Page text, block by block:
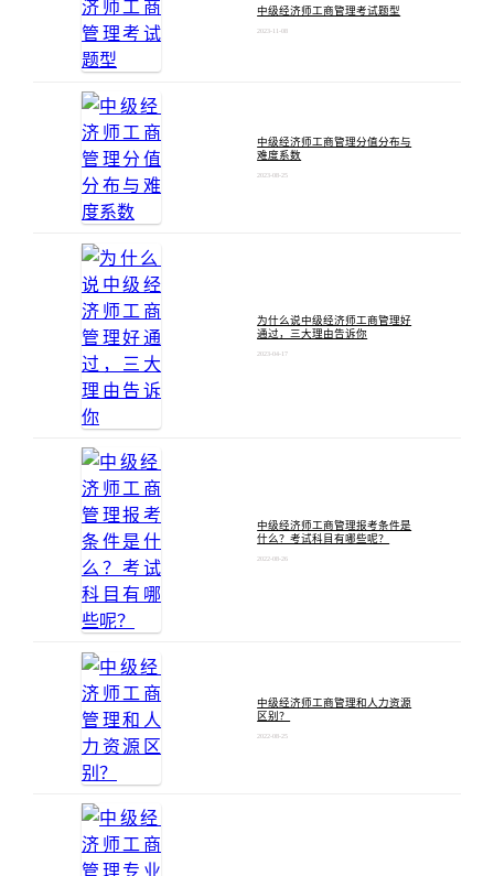
中级经济师工商管理考试题型
2023-11-08
中级经济师工商管理分值分布与
难度系数
2023-08-25
为什么说中级经济师工商管理好
通过，三大理由告诉你
2023-04-17
中级经济师工商管理报考条件是
什么？考试科目有哪些呢？
2022-08-26
中级经济师工商管理和人力资源
区别？
2022-08-25